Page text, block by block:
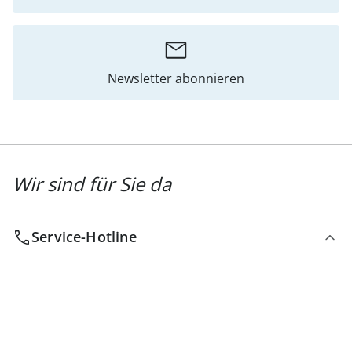
Newsletter abonnieren
Wir sind für Sie da
Service-Hotline